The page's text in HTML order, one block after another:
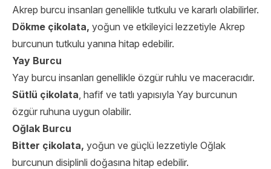
Akrep burcu insanları genellikle tutkulu ve kararlı olabilirler.
Dökme çikolata, yoğun ve etkileyici lezzetiyle Akrep
burcunun tutkulu yanına hitap edebilir.
Yay Burcu
Yay burcu insanları genellikle özgür ruhlu ve maceracıdır.
Sütlü çikolata, hafif ve tatlı yapısıyla Yay burcunun
özgür ruhuna uygun olabilir.
Oğlak Burcu
Bitter çikolata, yoğun ve güçlü lezzetiyle Oğlak
burcunun disiplinli doğasına hitap edebilir.